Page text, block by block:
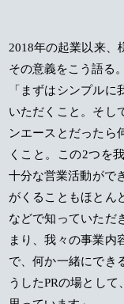
2018年の起業以来、
その意義をこう語る。
「まずはシンプル
いただくこと。そし
ンエースとだったら
くこと。この2つを
十分な営業活動がで
がくることもほとん
などで知っていただ
まり、我々の事業内
で、何か一緒にでき
うしたPRの場とし